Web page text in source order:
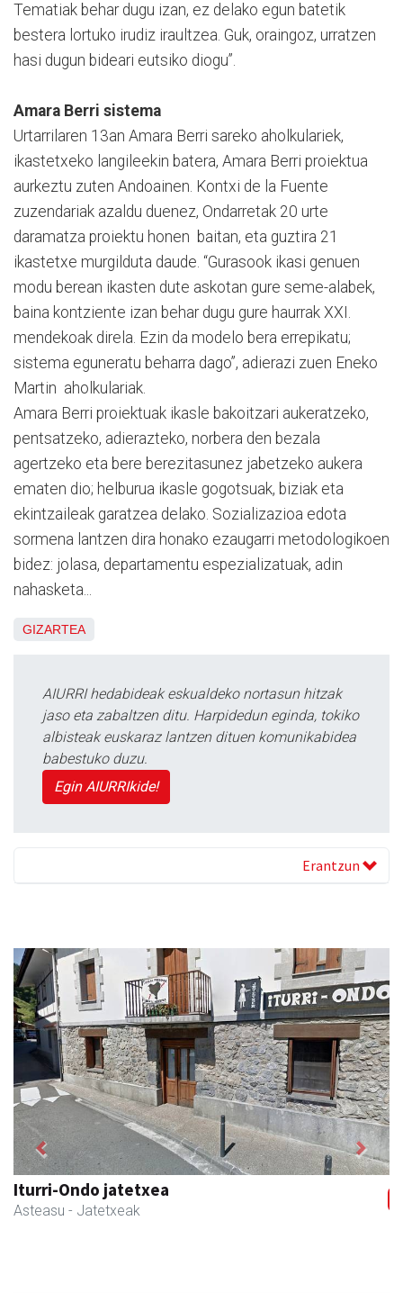
Tematiak behar dugu izan, ez delako egun batetik
bestera lortuko irudiz iraultzea. Guk, oraingoz, urratzen
hasi dugun bideari eutsiko diogu”.
Amara Berri sistema
Urtarrilaren 13an Amara Berri sareko aholkulariek,
ikastetxeko langileekin batera, Amara Berri proiektua
aurkeztu zuten Andoainen. Kontxi de la Fuente
zuzendariak azaldu duenez, Ondarretak 20 urte
daramatza proiektu honen baitan, eta guztira 21
ikastetxe murgilduta daude. “Gurasook ikasi genuen
modu berean ikasten dute askotan gure seme-alabek,
baina kontziente izan behar dugu gure haurrak XXI.
mendekoak direla. Ezin da modelo bera errepikatu;
sistema eguneratu beharra dago”, adierazi zuen Eneko
Martin aholkulariak.
Amara Berri proiektuak ikasle bakoitzari aukeratzeko,
pentsatzeko, adierazteko, norbera den bezala
agertzeko eta bere berezitasunez jabetzeko aukera
ematen dio; helburua ikasle gogotsuak, biziak eta
ekintzaileak garatzea delako. Sozializazioa edota
sormena lantzen dira honako ezaugarri metodologikoen
bidez: jolasa, departamentu espezializatuak, adin
nahasketa...
GIZARTEA
AIURRI hedabideak eskualdeko nortasun hitzak
jaso eta zabaltzen ditu. Harpidedun eginda, tokiko
albisteak euskaraz lantzen dituen komunikabidea
babestuko duzu.
Egin AIURRIkide!
Erantzun
Iturri-Ondo jatetxea
Asteasu - Jatetxeak
Previous Next